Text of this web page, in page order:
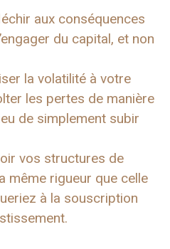
aux conséquences
du capital, et non
la volatilité à votre
les pertes de manière
de simplement subir
vos structures de
même rigueur que celle
à la souscription